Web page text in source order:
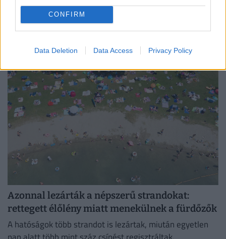
CONFIRM
Data Deletion Data Access Privacy Policy
Szombat reggeli túlélőcsomag: időjárás, hírek,
árfolyamok, névnap (2026. augusztus 8.)
deviza árfolyamai, az EuroJackpot nyerőszámai, heti
Azonnal lezárták a népszerű strandokat:
rettegett élőlény miatt menekülnek a fürdőzők
A hatóságok több strandot is lezártak, miután egyetlen